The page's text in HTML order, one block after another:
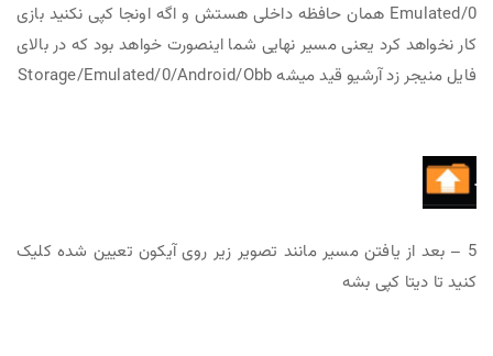
Emulated/0 همان حافظه داخلی هستش و اگه اونجا کپی نکنید بازی
کار نخواهد کرد یعنی مسیر نهایی شما اینصورت خواهد بود که در بالای
فایل منیجر زد آرشیو قید میشه Storage/Emulated/0/Android/Obb
5 – بعد از یافتن مسیر مانند تصویر زیر روی آیکون تعیین شده کلیک
کنید تا دیتا کپی بشه